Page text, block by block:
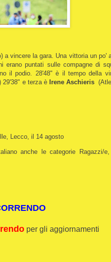
a vincere la gara. Una vittoria un po'
puntati sulle compagne di
il podio. 28'48" è il tempo della
29'38" e terza è Irene Aschieris
Lecco, il 14 agosto
anche le categorie Ragazzi/e,
per gli aggiornamenti